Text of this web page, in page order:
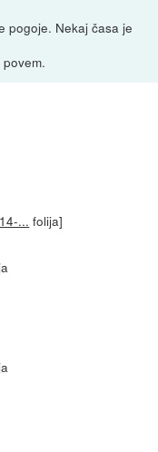
pogoje. Nekaj časa je
... folija]